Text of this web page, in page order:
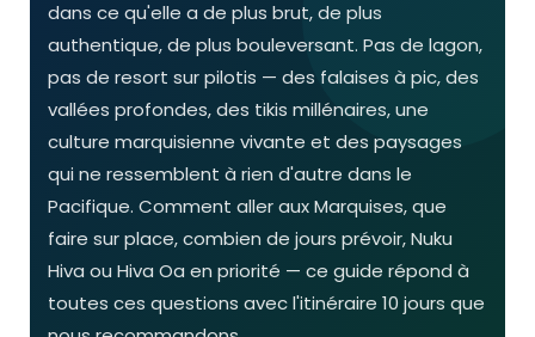
dans ce qu'elle a de plus brut, de plus
authentique, de plus bouleversant. Pas de lagon,
pas de resort sur pilotis — des falaises à pic, des
vallées profondes, des tikis millénaires, une
culture marquisienne vivante et des paysages
qui ne ressemblent à rien d'autre dans le
Pacifique. Comment aller aux Marquises, que
faire sur place, combien de jours prévoir, Nuku
Hiva ou Hiva Oa en priorité — ce guide répond à
toutes ces questions avec l'itinéraire 10 jours que